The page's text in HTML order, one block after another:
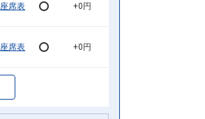
座席表 +0円
座席表 +0円